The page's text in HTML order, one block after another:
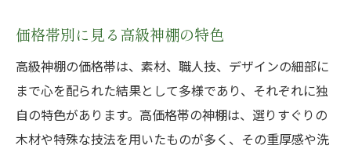
心の対話を支える高級神棚
祈りの時間を大切にする高級神棚の役目
心身のリフレッシュに貢献する高級神棚
価格帯別に見る高級神棚の特色
高級神棚の価格帯は、素材、職人技、デザインの細部に
まで心を配られた結果として多様であり、それぞれに独
自の特色があります。高価格帯の神棚は、選りすぐりの
木材や特殊な技法を用いたものが多く、その重厚感や洗